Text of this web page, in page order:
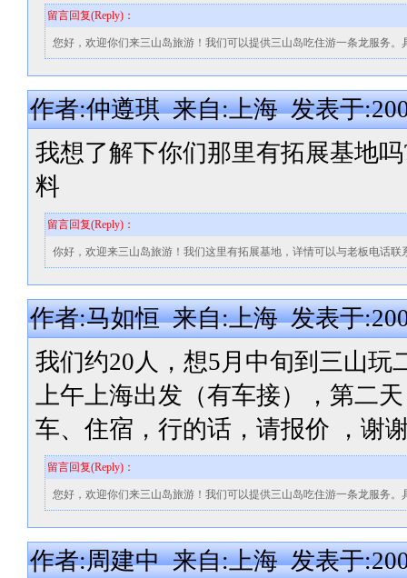
留言回复(Reply)：
您好，欢迎你们来三山岛旅游！我们可以提供三山岛吃住游一条龙服务
作者:仲遵琪 来自:上海 发表于
我想了解下你们那里有拓展基地
料
留言回复(Reply)：
你好，欢迎来三山岛旅游！我们这里有拓展基地，详情可以与老板电话联
作者:马如恒 来自:上海 发表于
我们约20人，想5月中旬到三山
上午上海出发（有车接），第二
车、住宿，行的话，请报价 ，谢
留言回复(Reply)：
您好，欢迎你们来三山岛旅游！我们可以提供三山岛吃住游一条龙服务
作者:周建中 来自:上海 发表于